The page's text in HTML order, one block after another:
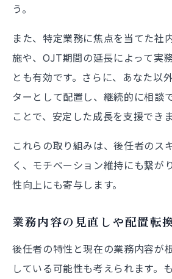
う。
また、特定業務に焦点を当てた社
施や、OJT期間の延長によって実
とも有効です。さらに、あなた以
ターとして配置し、継続的に相談
ことで、安定した成長を支援できま
これらの取り組みは、後任者のス
く、モチベーション維持にも繋が
性向上にも寄与します。
業務内容の見直しや配置転
後任者の特性と現在の業務内容が
している可能性も考えられます。